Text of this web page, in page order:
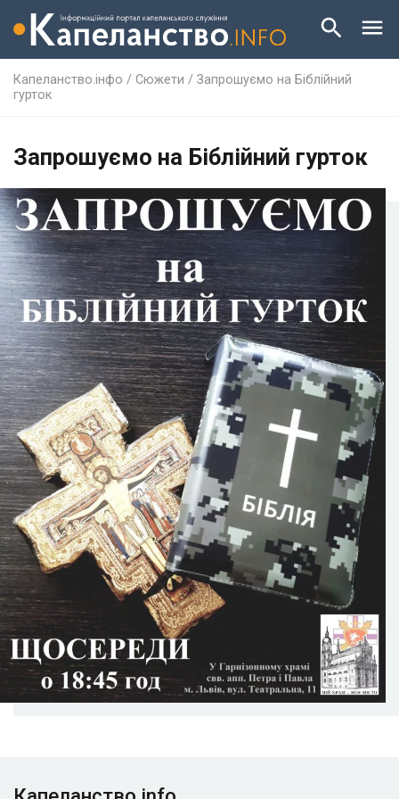
Капеланство.інфо / Сюжети / Запрошуємо на Біблійний
гурток
Запрошуємо на Біблійний гурток